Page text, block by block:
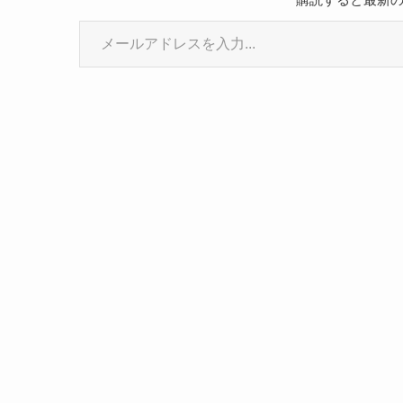
メールアドレスを入力...